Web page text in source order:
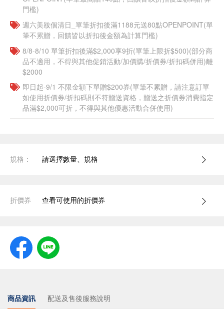
門檻)
週六美妝個清日_單筆折扣後滿1188元送80點OPENPOINT(單
筆不累贈，回饋皆以折扣後金額為計算門檻)
8/8-8/10 單筆折扣後滿$2,000享9折(單筆上限折$500)(部分商
品不適用，不得與其他促銷活動/加價購/折價券/折扣碼併用)離
$2000
即日起-9/1 不限金額下單贈$200券(單筆不累贈，請注意訂單
如使用折價券/折扣碼則不符贈送資格，贈送之折價券消費指定
品滿$2,000可折，不得與其他優惠活動合併使用)
規格： 請選擇數量、規格
折價券 查看可使用的折價券
商品資訊 配送及售後服務說明